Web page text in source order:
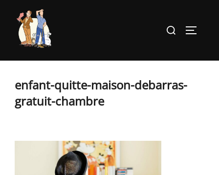
contenu
Rechercher :
enfant-quitte-maison-debarras-
gratuit-chambre